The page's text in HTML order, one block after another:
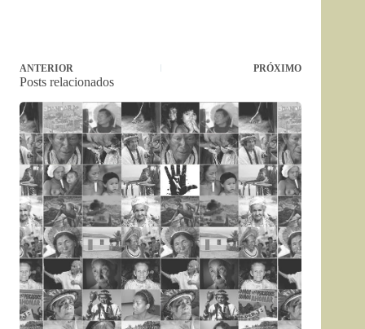
ANTERIOR PRÓXIMO
Posts relacionados